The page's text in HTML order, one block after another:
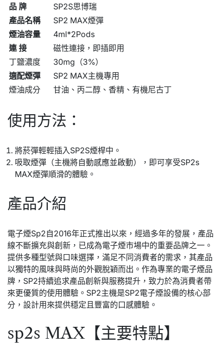
品 牌
SP2S思博瑞
產品名稱
SP2 MAX煙彈
煙油容量
4ml*2Pods
連 接
磁性連接，即插即用
丁鹽濃度
30mg（3%）
適配煙彈
SP2 MAX主機專用
煙油成分
甘油、丙二醇、香精、有機尼古丁
使用方法：
將菸彈輕輕插入SP2S煙桿中。
吸取煙彈（主機將自動感應並啟動），即可享受SP2s
MAX煙彈順滑的體驗。
產品介紹
電子煙Sp2自2016年正式推出以來，經過多年的發展，產品
線不斷擴充與創新，已成為電子煙市場中的重要品牌之一。
提供多種型號與口味選擇，滿足不同消費者的需求，其產品
以獨特的風味與時尚的外觀脫穎而出。作為專業的電子煙品
牌，SP2持續追求產品創新與服務提升，致力於為消費者帶
來更優質的使用體驗。SP2主機是SP2電子煙設備的核心部
分，設計用來提供穩定且豐富的口感體驗。
sp2s MAX【主要特點】